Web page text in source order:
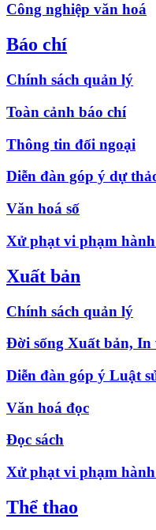
Công nghiệp văn hoá
Báo chí
Chính sách quản lý
Toàn cảnh báo chí
Thông tin đối ngoại
Diễn đàn góp ý dự
Văn hoá số
Xử phạt vi phạm
Xuất bản
Chính sách quản lý
Đời sống Xuất bản, In
Diễn đàn góp ý Luật
Văn hoá đọc
Đọc sách
Xử phạt vi phạm
Thể thao